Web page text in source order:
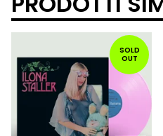
SOLD
OUT